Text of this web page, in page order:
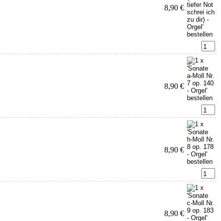
8,90 €
8,90 €
8,90 €
8,90 €